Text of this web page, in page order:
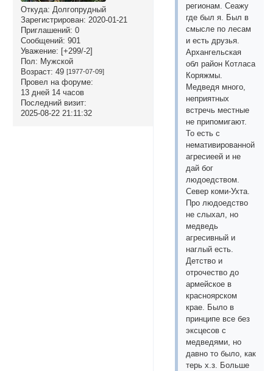
Откуда: Долгопрудный
Зарегистрирован: 2020-01-21
Приглашений: 0
Сообщений: 901
Уважение: [+299/-2]
Пол: Мужской
Возраст: 49 [1977-07-09]
Провел на форуме:
13 дней 14 часов
Последний визит:
2025-08-22 21:11:32
регионам. Сеажу
где был я. Был в
смысле по лесам
и есть друзья.
Архангельская
обл район Котласа
Коряжмы.
Медведя много,
неприятных
встречь местные
не припомигают.
То есть с
немативированной
агресиеей и не
дай бог
людоедством.
Север коми-Ухта.
Про людоедство
не слыхал, но
медведь
агресивный и
наглый есть.
Детство и
отрочество до
армейское в
красноярском
крае. Было в
принципе все без
эксцесов с
медведями, но
давно то было, как
терь х.з. Больше